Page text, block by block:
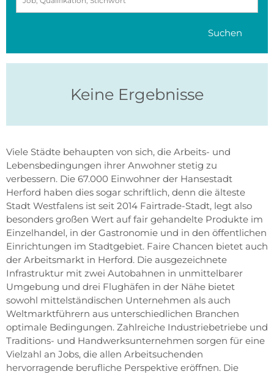
Suchen
Keine Ergebnisse
Viele Städte behaupten von sich, die Arbeits- und
Lebensbedingungen ihrer Anwohner stetig zu
verbessern. Die 67.000 Einwohner der Hansestadt
Herford haben dies sogar schriftlich, denn die älteste
Stadt Westfalens ist seit 2014 Fairtrade-Stadt, legt also
besonders großen Wert auf fair gehandelte Produkte im
Einzelhandel, in der Gastronomie und in den öffentlichen
Einrichtungen im Stadtgebiet. Faire Chancen bietet auch
der Arbeitsmarkt in Herford. Die ausgezeichnete
Infrastruktur mit zwei Autobahnen in unmittelbarer
Umgebung und drei Flughäfen in der Nähe bietet
sowohl mittelständischen Unternehmen als auch
Weltmarktführern aus unterschiedlichen Branchen
optimale Bedingungen. Zahlreiche Industriebetriebe und
Traditions- und Handwerksunternehmen sorgen für eine
Vielzahl an Jobs, die allen Arbeitsuchenden
hervorragende berufliche Perspektive eröffnen. Die